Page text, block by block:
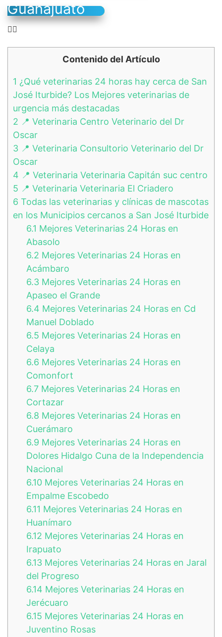
Guanajuato
👉🏻
Contenido del Artículo
1 ¿Qué veterinarias 24 horas hay cerca de San
José Iturbide? Los Mejores veterinarias de
urgencia más destacadas
2 📍 Veterinaria Centro Veterinario del Dr
Oscar
3 📍 Veterinaria Consultorio Veterinario del Dr
Oscar
4 📍 Veterinaria Veterinaria Capitán suc centro
5 📍 Veterinaria Veterinaria El Criadero
6 Todas las veterinarias y clínicas de mascotas
en los Municipios cercanos a San José Iturbide
6.1 Mejores Veterinarias 24 Horas en
Abasolo
6.2 Mejores Veterinarias 24 Horas en
Acámbaro
6.3 Mejores Veterinarias 24 Horas en
Apaseo el Grande
6.4 Mejores Veterinarias 24 Horas en Cd
Manuel Doblado
6.5 Mejores Veterinarias 24 Horas en
Celaya
6.6 Mejores Veterinarias 24 Horas en
Comonfort
6.7 Mejores Veterinarias 24 Horas en
Cortazar
6.8 Mejores Veterinarias 24 Horas en
Cuerámaro
6.9 Mejores Veterinarias 24 Horas en
Dolores Hidalgo Cuna de la Independencia
Nacional
6.10 Mejores Veterinarias 24 Horas en
Empalme Escobedo
6.11 Mejores Veterinarias 24 Horas en
Huanímaro
6.12 Mejores Veterinarias 24 Horas en
Irapuato
6.13 Mejores Veterinarias 24 Horas en Jaral
del Progreso
6.14 Mejores Veterinarias 24 Horas en
Jerécuaro
6.15 Mejores Veterinarias 24 Horas en
Juventino Rosas